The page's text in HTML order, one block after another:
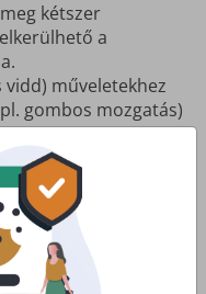
kétszer
a
vidd) műveletekhez
gombos mozgatás)
linkek) érintési
méretű.
(pl. súgó,
minden oldalon